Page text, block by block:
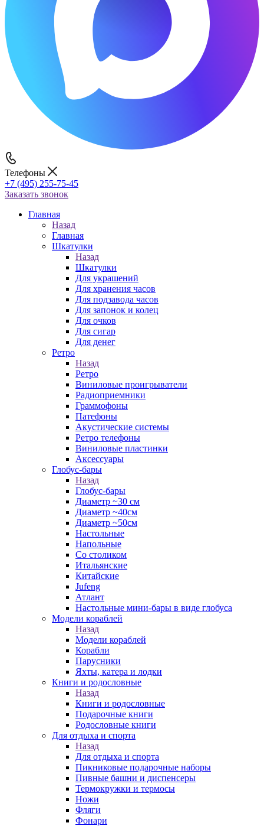
Телефоны
+7 (495) 255-75-45
Заказать звонок
Главная
Назад
Главная
Шкатулки
Назад
Шкатулки
Для украшений
Для хранения часов
Для подзавода часов
Для запонок и колец
Для очков
Для сигар
Для денег
Ретро
Назад
Ретро
Виниловые проигрыватели
Радиоприемники
Граммофоны
Патефоны
Акустические системы
Ретро телефоны
Виниловые пластинки
Аксессуары
Глобус-бары
Назад
Глобус-бары
Диаметр ~30 см
Диаметр ~40см
Диаметр ~50см
Настольные
Напольные
Со столиком
Итальянские
Китайские
Jufeng
Атлант
Настольные мини-бары в виде глобуса
Модели кораблей
Назад
Модели кораблей
Корабли
Парусники
Яхты, катера и лодки
Книги и родословные
Назад
Книги и родословные
Подарочные книги
Родословные книги
Для отдыха и спорта
Назад
Для отдыха и спорта
Пикниковые подарочные наборы
Пивные башни и диспенсеры
Термокружки и термосы
Ножи
Фляги
Фонари